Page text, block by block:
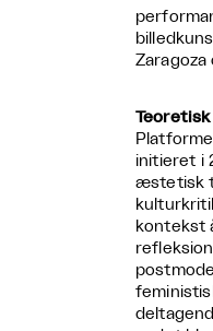
initieret i
æstetisk
kontekst